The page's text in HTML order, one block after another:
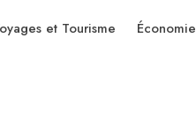
et Tourisme Économie